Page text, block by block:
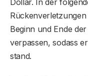
Dollar. In der
Beginn und Ende
verpassen, sodass
stand.